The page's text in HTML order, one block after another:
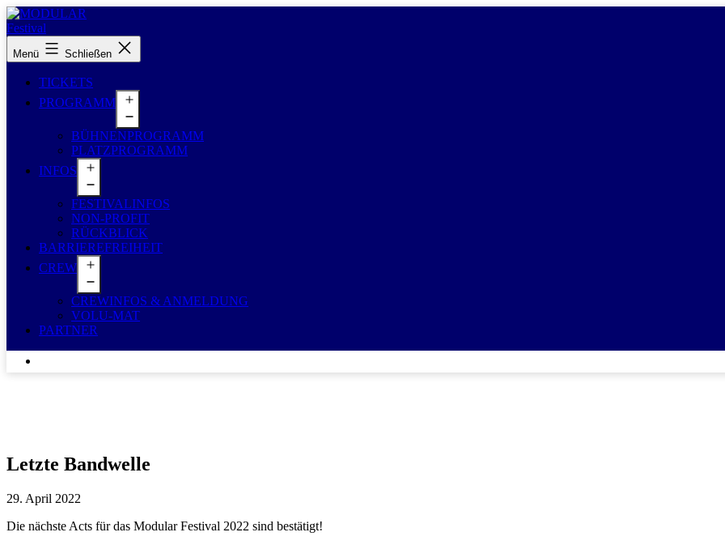
Zum
Inhalt
springen
MODULAR
Festival
Menü Schließen
TICKETS
PROGRAMM
Menü
öffnen
BÜHNENPROGRAMM
PLATZPROGRAMM
INFOS
Menü
öffnen
FESTIVALINFOS
NON-PROFIT
RÜCKBLICK
BARRIEREFREIHEIT
CREW
Menü
öffnen
CREWINFOS & ANMELDUNG
VOLU-MAT
PARTNER
Letzte Bandwelle
Veröffentlicht
29. April 2022
Die nächste Acts für das Modular Festival 2022 sind bestätigt!